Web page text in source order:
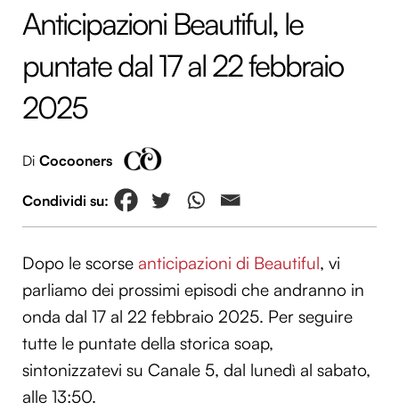
Anticipazioni Beautiful, le
puntate dal 17 al 22 febbraio
2025
Di Cocooners
Dopo le scorse anticipazioni di Beautiful, vi
parliamo dei prossimi episodi che andranno in
onda dal 17 al 22 febbraio 2025. Per seguire
tutte le puntate della storica soap,
sintonizzatevi su Canale 5, dal lunedì al sabato,
alle 13:50.